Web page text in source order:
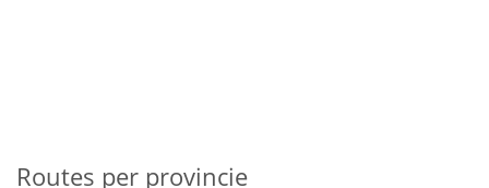
Routes per provincie